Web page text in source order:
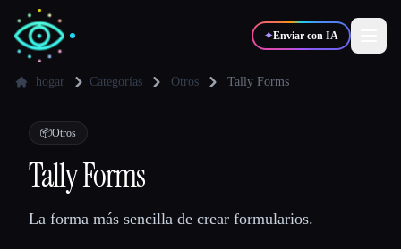
✦Enviar con IA
✍️Escritores
💻 Desarrolladores
hogar Categorías Otros Tally Forms
📦Otros
Tally Forms
La forma más sencilla de crear formularios.